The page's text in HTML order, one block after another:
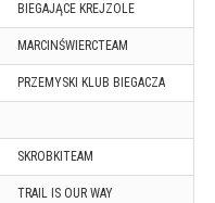
BIEGAJĄCE KREJZOLE
MARCINŚWIERCTEAM
PRZEMYSKI KLUB BIEGACZA
SKROBKITEAM
TRAIL IS OUR WAY